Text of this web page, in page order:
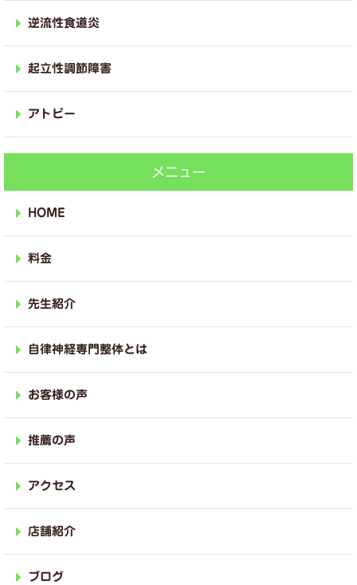
逆流性食道炎
起立性調節障害
アトピー
メニュー
HOME
料金
先生紹介
自律神経専門整体とは
お客様の声
推薦の声
アクセス
店舗紹介
ブログ